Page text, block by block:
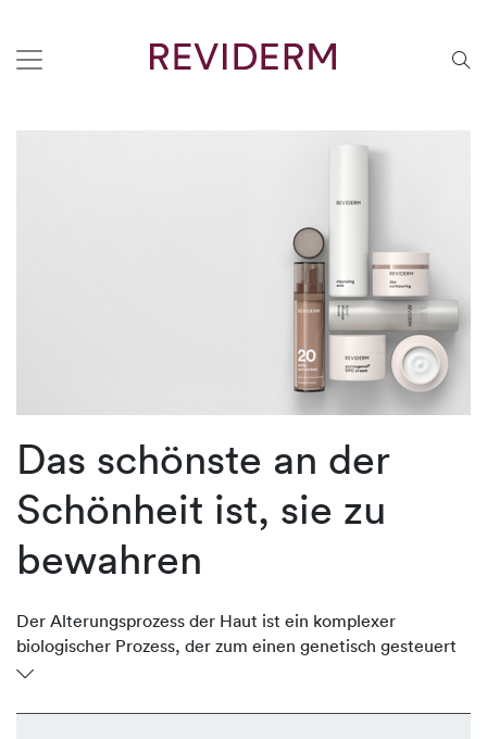
Das schönste an der
Schönheit ist, sie zu
bewahren
Der Alterungsprozess der Haut ist ein komplexer
biologischer Prozess, der zum einen genetisch gesteuert
(Zeitalterung) und zum anderen durch Umweltfaktoren
Prozesse prägen das Erscheinungsbild der Haut und